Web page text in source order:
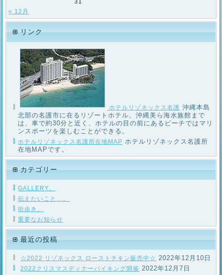
31
« 12月
リンク
ホテルリゾネックス名護 沖縄本島
北部の名護市に在るリゾートホテル。沖縄美ら海水族館まで
は、車で約30分と近く、ホテルの目の前にあるビーチではマリ
ンスポーツを楽しむことができる。
ホテルリゾネックス名護所在地MAP ホテルリゾネックス名護所
在地MAPです。
カテゴリー
GALLERY。
伝えたいこと…。
街歩き。
重要なお知らせ
最近の投稿
☆2022 リゾネックス ローストチキン販売中☆ 2022年12月10日
2022クリスマスディナーバイキング開催 2022年12月7日